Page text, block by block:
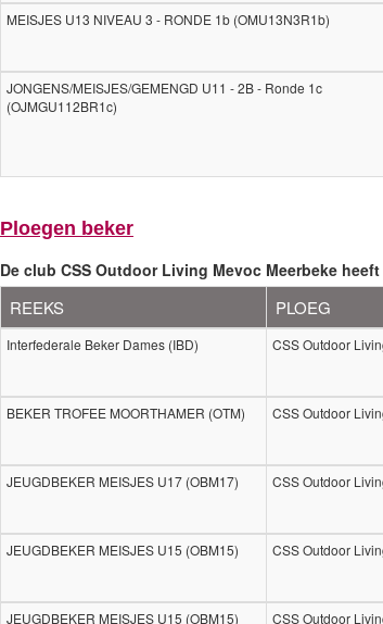
MEISJES U13 NIVEAU 3 - RONDE 1b (OMU13N3R1b)
JONGENS/MEISJES/GEMENGD U11 - 2B - Ronde 1c
(OJMGU112BR1c)
Ploegen beker
De club CSS Outdoor Living Mevoc Meerbeke
REEKS PLOEG
Interfederale Beker Dames (IBD) CSS Outdoor
BEKER TROFEE MOORTHAMER (OTM)
CSS Outdoor
JEUGDBEKER MEISJES U17 (OBM17)
CSS Outdoor
JEUGDBEKER MEISJES U15 (OBM15)
CSS Outdoor
JEUGDBEKER MEISJES U15 (OBM15)
CSS Outdoor